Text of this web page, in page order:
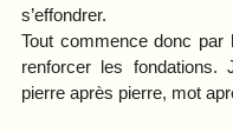
s’effondrer.
Tout commence donc par
renforcer les fondations.
pierre après pierre, mot